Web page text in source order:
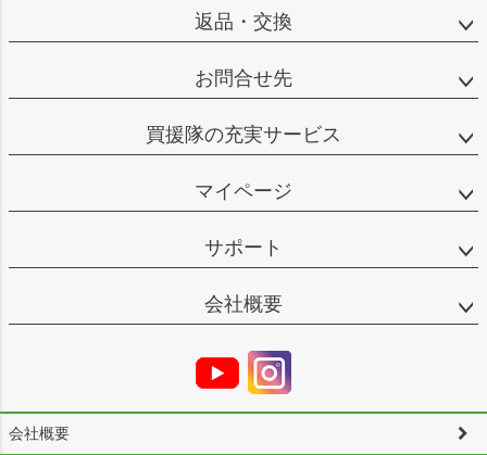
返品・交換
お問合せ先
買援隊の充実サービス
マイページ
サポート
会社概要
会社概要